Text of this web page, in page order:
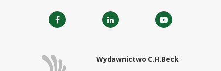
Wydawnictwo C.H.Beck